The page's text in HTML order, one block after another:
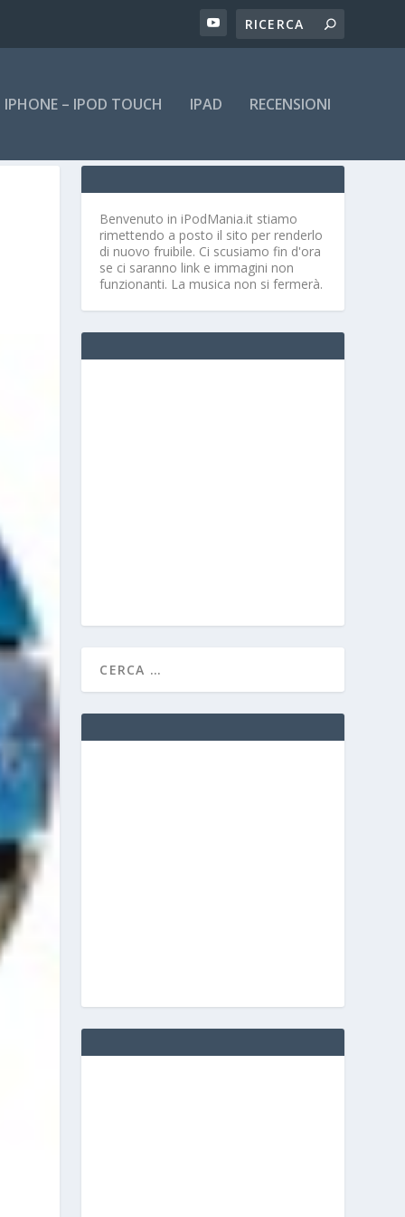
IPHONE – IPOD TOUCH IPAD RECENSIONI
Benvenuto in iPodMania.it stiamo
rimettendo a posto il sito per renderlo
di nuovo fruibile. Ci scusiamo fin d'ora
se ci saranno link e immagini non
funzionanti. La musica non si fermerà.